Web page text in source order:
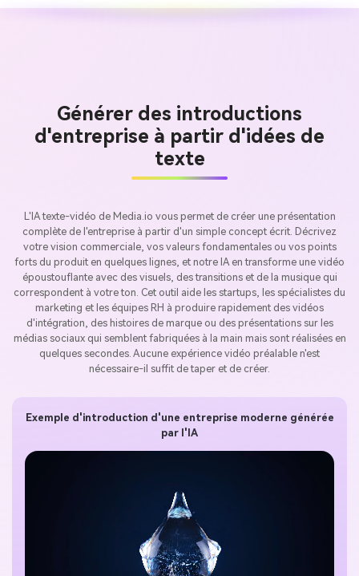
Générer des introductions
d'entreprise à partir d'idées de
texte
L'IA texte-vidéo de Media.io vous permet de créer une présentation
complète de l'entreprise à partir d'un simple concept écrit. Décrivez
votre vision commerciale, vos valeurs fondamentales ou vos points
forts du produit en quelques lignes, et notre IA en transforme une vidéo
époustouflante avec des visuels, des transitions et de la musique qui
correspondent à votre ton. Cet outil aide les startups, les spécialistes du
marketing et les équipes RH à produire rapidement des vidéos
d'intégration, des histoires de marque ou des présentations sur les
médias sociaux qui semblent fabriquées à la main mais sont réalisées en
quelques secondes. Aucune expérience vidéo préalable n'est
nécessaire-il suffit de taper et de créer.
Exemple d'introduction d'une entreprise moderne générée
par l'IA